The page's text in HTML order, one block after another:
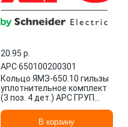
20.95 p.
APC·650100200301
Кольцо ЯМЗ-650.10 гильзы
уплотнительное комплект
(3 поз. 4 дет.) АРС ГРУП
В корзину